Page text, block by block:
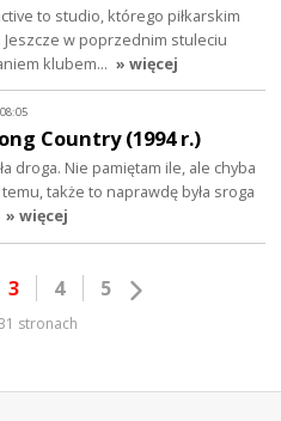
to studio, którego piłkarskim
w poprzednim stuleciu
klubem… » więcej
Country (1994 r.)
droga. Nie pamiętam ile, ale chyba
także to naprawdę była sroga
» więcej
3 4 5
stronach